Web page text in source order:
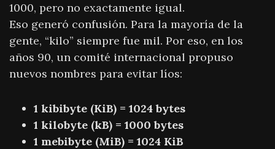
1000, pero no exactamente igual.
Eso generó confusión. Para la mayoría de la
gente, “kilo” siempre fue mil. Por eso, en los
años 90, un comité internacional propuso
nuevos nombres para evitar líos:
1 kibibyte (KiB) = 1024 bytes
1 kilobyte (kB) = 1000 bytes
1 mebibyte (MiB) = 1024 KiB